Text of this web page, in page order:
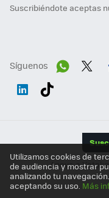
Suscribiéndote aceptas
Síguenos
n
Apoya a
Utilizamos cookies de
de audiencia y mostrar
analizando tu
aceptando su uso. Más